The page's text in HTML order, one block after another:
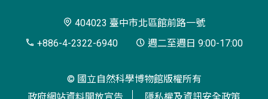
博
閱
404023 臺中市北區館前路一號
+886-4-2322-6940
週二至週日 9:00-17:00
© 國立自然科學博物館版權所有